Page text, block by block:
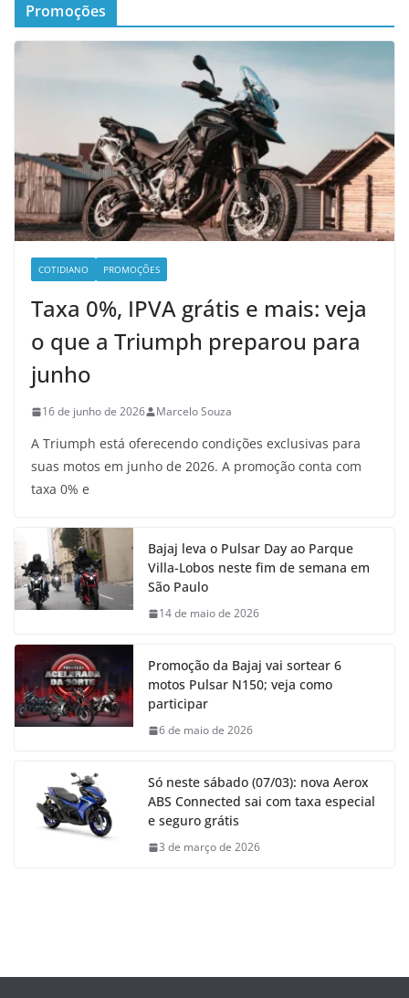
Promoções
COTIDIANO PROMOÇÕES
Taxa 0%, IPVA grátis e mais: veja
o que a Triumph preparou para
junho
16 de junho de 2026 Marcelo Souza
A Triumph está oferecendo condições exclusivas para
suas motos em junho de 2026. A promoção conta com
taxa 0% e
Bajaj leva o Pulsar Day ao Parque
Villa-Lobos neste fim de semana em
São Paulo
14 de maio de 2026
Promoção da Bajaj vai sortear 6
motos Pulsar N150; veja como
participar
6 de maio de 2026
Só neste sábado (07/03): nova Aerox
ABS Connected sai com taxa especial
e seguro grátis
3 de março de 2026